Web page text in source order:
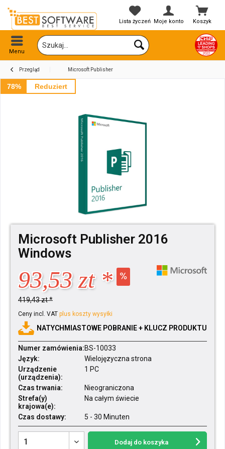
Koszyk
Lista życzeń Moje konto
Menu
Przegląd Microsoft Publisher
78% Reduziert
Microsoft Publisher 2016
Windows
93,53 zt *
419,43 zt *
Ceny incl. VAT plus koszty wysyłki
NATYCHMIASTOWE POBRANIE + KLUCZ PRODUKTU
Numer zamówienia:BS-10033
Język:
Wielojęzyczna strona
Urządzenie
(urządzenia):
1 PC
Czas trwania:
Nieograniczona
Strefa(y)
krajowa(e):
Na całym świecie
Czas dostawy: 5 - 30 Minuten
Dodaj do koszyka